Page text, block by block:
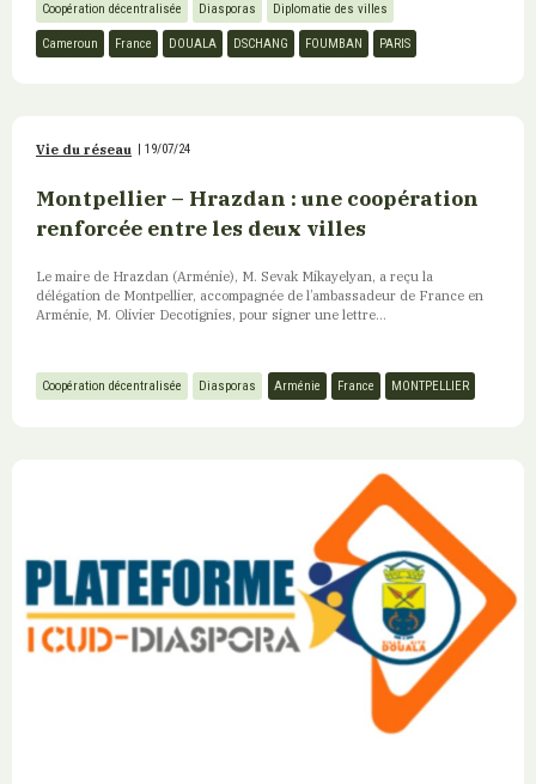
Coopération décentralisée Diasporas Diplomatie des villes
Cameroun France DOUALA DSCHANG FOUMBAN PARIS
Vie du réseau | 19/07/24
Montpellier – Hrazdan : une coopération
renforcée entre les deux villes
Le maire de Hrazdan (Arménie), M. Sevak Mikayelyan, a reçu la
délégation de Montpellier, accompagnée de l’ambassadeur de France en
Arménie, M. Olivier Decotignies, pour signer une lettre...
Coopération décentralisée Diasporas Arménie France MONTPELLIER